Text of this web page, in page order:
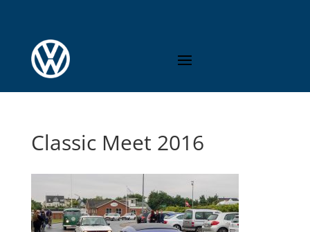
Classic Meet 2016